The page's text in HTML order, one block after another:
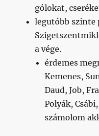
gólokat,
legutóbb szinte
a vége.
érdemes
Kemenes,
Daud, Job,
Polyák,
számolom